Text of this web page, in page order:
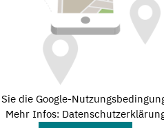
die Google-
Mehr Infos: